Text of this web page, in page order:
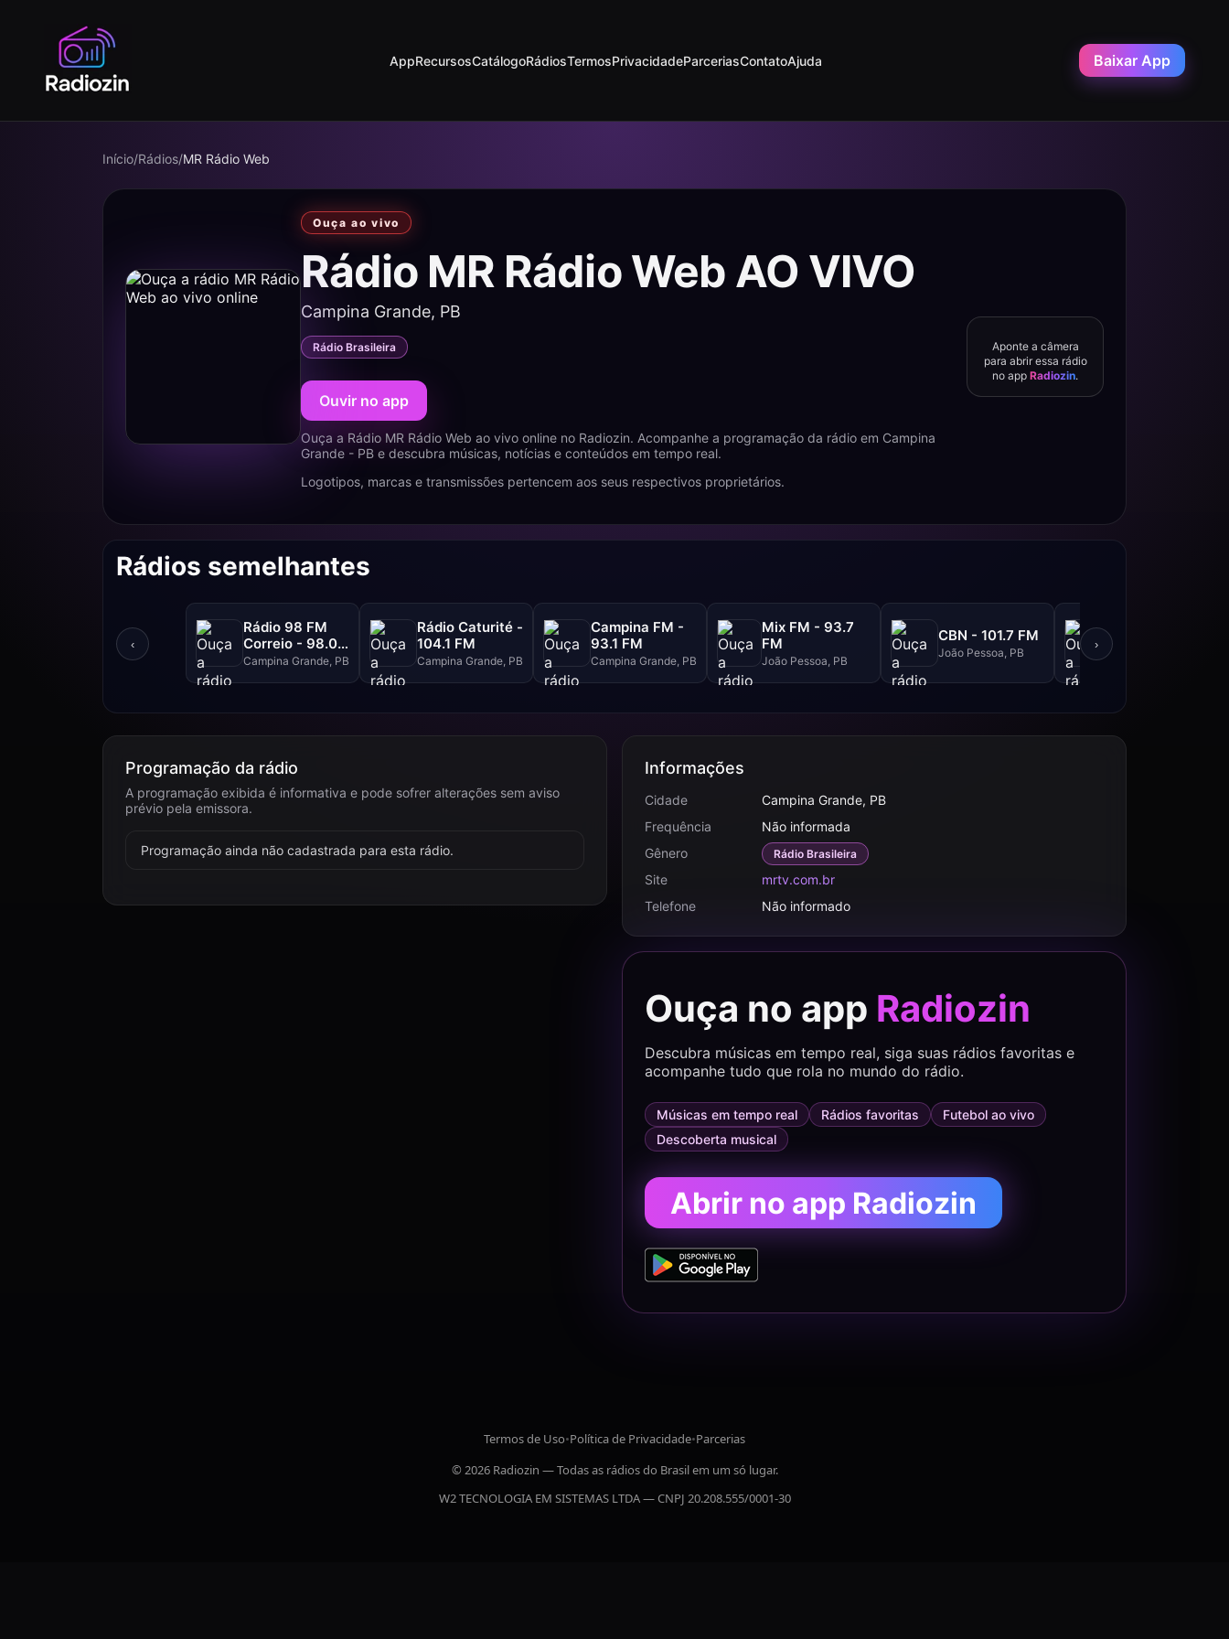
AppRecursosCatálogoRádiosTermosPrivacidadeParceriasContatoAjuda Baixar App
Início/Rádios/MR Rádio Web
Ouça ao vivo
Rádio MR Rádio Web AO VIVO
Campina Grande, PB
Rádio Brasileira
Ouvir no app
Ouça a Rádio MR Rádio Web ao vivo online no Radiozin. Acompanhe a programação da rádio em Campina
Grande - PB e descubra músicas, notícias e conteúdos em tempo real.
Logotipos, marcas e transmissões pertencem aos seus respectivos proprietários.
Aponte a câmera
para abrir essa rádio
no appRadiozin.
Rádios semelhantes
‹
Rádio 98 FM
Correio - 98.0
FM
Campina Grande, PB
Rádio Caturité -
104.1 FM
Campina Grande, PB
Campina FM -
93.1 FM
Campina Grande, PB
Mix FM - 93.7
FM
João Pessoa, PB
CBN - 101.7 FM
João Pessoa, PB
Correio - 98.3
›
Programação da rádio
A programação exibida é informativa e pode sofrer alterações sem aviso
prévio pela emissora.
Programação ainda não cadastrada para esta rádio.
Informações
Cidade
Campina Grande, PB
Frequência
Não informada
Gênero
Rádio Brasileira
Site
mrtv.com.br
Telefone
Não informado
Ouça no app Radiozin
Descubra músicas em tempo real, siga suas rádios favoritas e
acompanhe tudo que rola no mundo do rádio.
Músicas em tempo real Rádios favoritas
Futebol ao vivo
Descoberta musical
Abrir no app Radiozin
Termos de Uso•Política de Privacidade•Parcerias
© 2026 Radiozin — Todas as rádios do Brasil em um só lugar.
W2 TECNOLOGIA EM SISTEMAS LTDA — CNPJ 20.208.555/0001-30